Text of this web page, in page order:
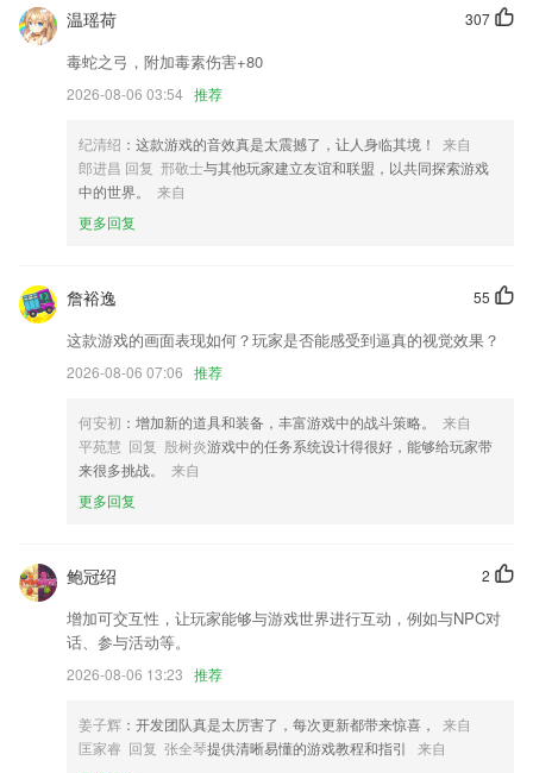
等待客服费时费力，汇总疑难杂症，自助对症下药
增加忘记密码功能通过验证码修改密码功能
解决部分表格无法打开的问题
资源优化，更节省流量
新增一系列详细的报表功能，使客户更好的查看相应的报表
到应用商店进行打分评论，说出您的使用经历，以帮助我们更好的对产品
进行优化修改。
307
温瑶荷
毒蛇之弓，附加毒素伤害+80
2026-08-06 03:54 推荐
纪清绍 ：这款游戏的音效真是太震撼了，让人身临其境！
来自
郎进昌 回复 邢敬士与其他玩家建立友谊和联盟，以共同探索游戏
中的世界。
来自
更多回复
55
詹裕逸
这款游戏的画面表现如何？玩家是否能感受到逼真的视觉效果？
2026-08-06 07:06 推荐
何安初 ：增加新的道具和装备，丰富游戏中的战斗策略。
来自
平苑慧 回复 殷树炎游戏中的任务系统设计得很好，能够给玩家带
来很多挑战。
来自
更多回复
2
鲍冠绍
增加可交互性，让玩家能够与游戏世界进行互动，例如与NPC对
话、参与活动等。
2026-08-06 13:23 推荐
姜子辉 ：开发团队真是太厉害了，每次更新都带来惊喜，
来自
匡家睿 回复 张全琴提供清晰易懂的游戏教程和指引
来自